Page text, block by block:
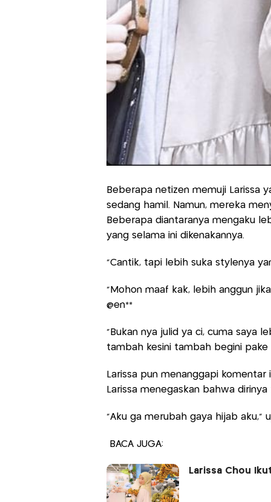
Beberapa netizen memuji Larissa
sedang hamil. Namun, mereka
Beberapa diantaranya mengaku
yang selama ini dikenakannya.
"Cantik, tapi lebih suka stylenya
"Mohon maaf kak, lebih anggun
@en**
"Bukan nya julid ya ci, cuma saya
tambah kesini tambah begini pake
Larissa pun menanggapi
Larissa menegaskan bahwa
"Aku ga merubah gaya hijab aku,"
BACA JUGA:
Larissa Chou